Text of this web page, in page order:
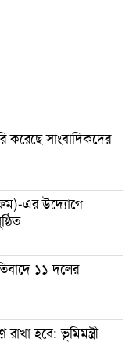
করেছে সাংবাদিকদের
এর উদ্যোগে
১১ দলের
রাখা হবে: ভূমিমন্ত্রী